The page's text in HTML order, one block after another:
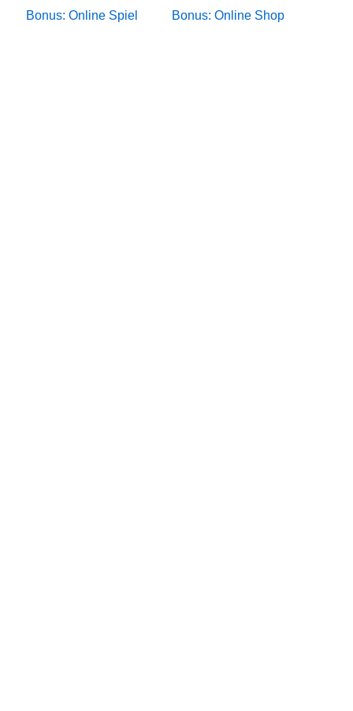
Bonus: Online Spiel
Bonus: Online Shop